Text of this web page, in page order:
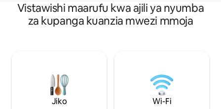
Vistawishi maarufu kwa ajili ya nyumba
za kupanga kuanzia mwezi mmoja
Jiko Wi-Fi